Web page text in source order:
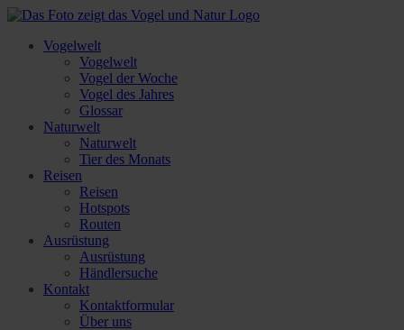
Vogelwelt
Vogelwelt
Vogel der Woche
Vogel des Jahres
Glossar
Naturwelt
Naturwelt
Tier des Monats
Reisen
Reisen
Hotspots
Routen
Ausrüstung
Ausrüstung
Händlersuche
Kontakt
Kontaktformular
Über uns